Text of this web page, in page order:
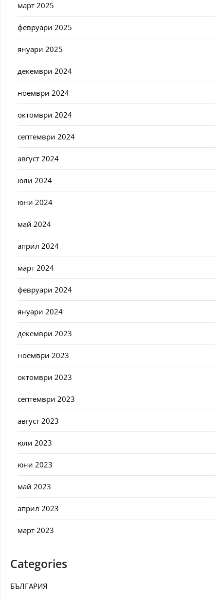
март 2025
февруари 2025
януари 2025
декември 2024
ноември 2024
октомври 2024
септември 2024
август 2024
юли 2024
юни 2024
май 2024
април 2024
март 2024
февруари 2024
януари 2024
декември 2023
ноември 2023
октомври 2023
септември 2023
август 2023
юли 2023
юни 2023
май 2023
април 2023
март 2023
Categories
БЪЛГАРИЯ